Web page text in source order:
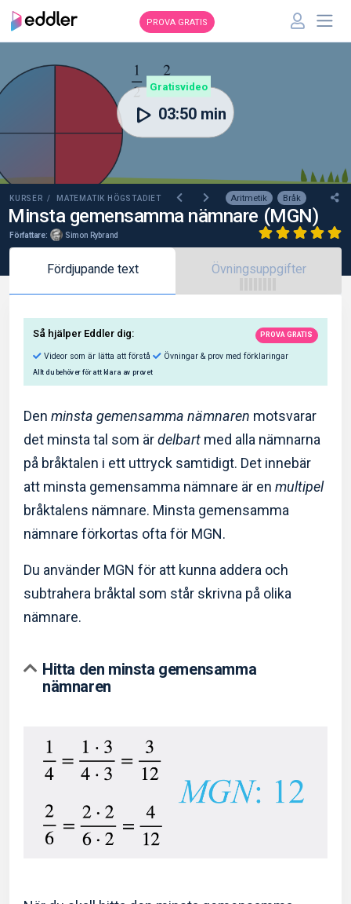
PROVA GRATIS
KURSER / MATEMATIK HÖGSTADIET Aritmetik Bråk
Minsta gemensamma nämnare (MGN)
Författare: Simon Rybrand
Gratisvideo
03:50 min
Fördjupande text Övningsuppgifter
Så hjälper Eddler dig:
Videor som är lätta att förstå Övningar & prov med
Allt du behöver för att klara av provet
Den minsta gemensamma nämnaren motsvarar
det minsta tal som ärdelbart med alla nämnarna
på bråktalen i ett uttryck samtidigt. Det innebär
att minsta gemensamma nämnare är en multipel
bråktalens nämnare. Minsta gemensamma
nämnare förkortas ofta för MGN.
Du använder MGN för att kunna addera och
subtrahera bråktal som står skrivna på olika
nämnare.
Hitta den minsta gemensamma
nämnaren